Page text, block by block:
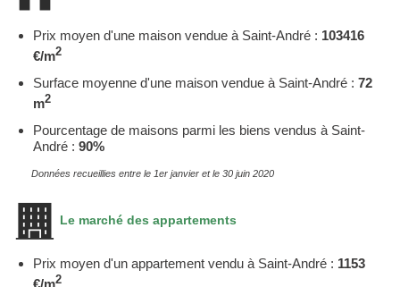
Prix moyen d'une maison vendue à Saint-André : 103416
€/m2
Surface moyenne d'une maison vendue à Saint-André : 72
m2
Pourcentage de maisons parmi les biens vendus à Saint-
André : 90%
Données recueillies entre le 1er janvier et le 30 juin 2020
Le marché des appartements
Prix moyen d'un appartement vendu à Saint-André : 1153
€/m2